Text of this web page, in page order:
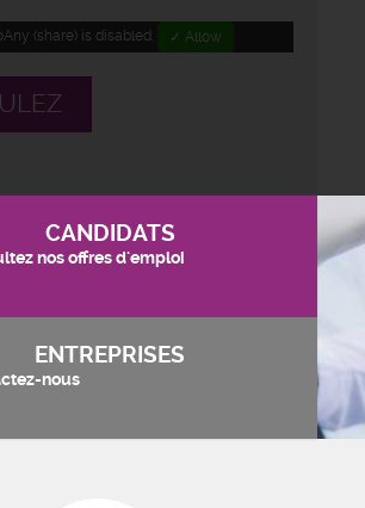
(share) is disabled. ✓ Allow
CANDIDATS
nos offres d'emploi
ENTREPRISES
nous